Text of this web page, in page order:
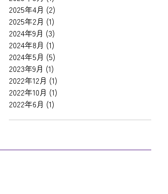
2025年4月 (2)
2025年2月 (1)
2024年9月 (3)
2024年8月 (1)
2024年5月 (5)
2023年9月 (1)
2022年12月 (1)
2022年10月 (1)
2022年6月 (1)